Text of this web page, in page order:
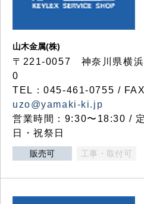
山木金属(株)
〒221-0057 神奈川県横浜
0
TEL：045-461-0755 /
uzo@yamaki-ki.jp
営業時間：9:30〜18:30 /
日・祝祭日
販売可 工事・取付可